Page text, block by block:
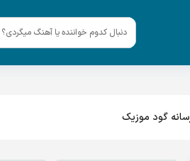
گود موزیک